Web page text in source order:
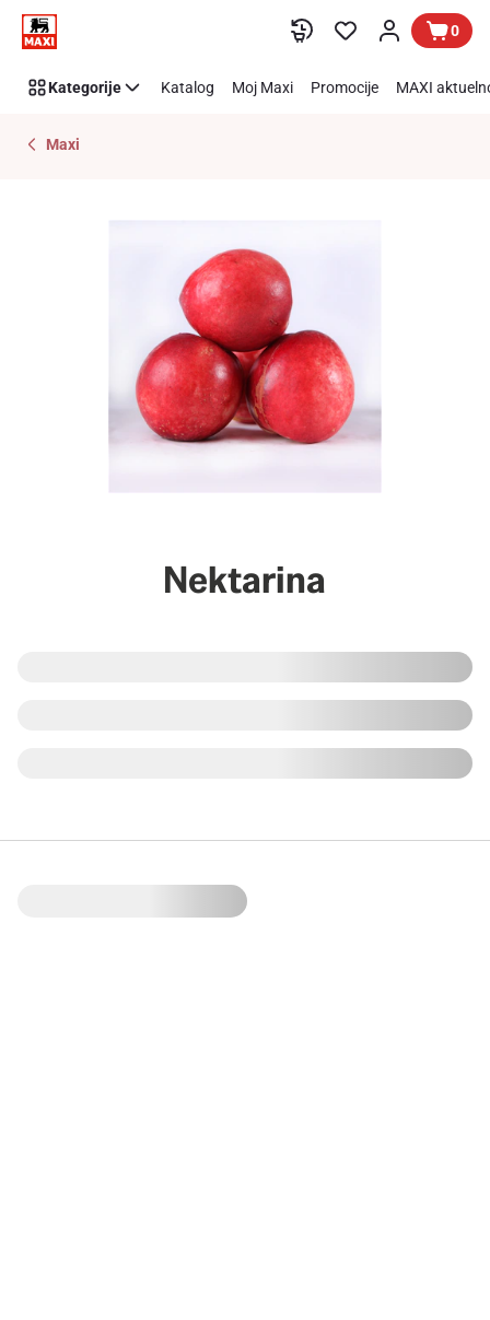
Preskoči link 0
Kategorije Katalog Moj Maxi Promocije MAXI
Maxi
Nektarina